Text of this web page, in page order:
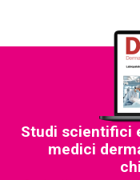
Studi scientifici
medici